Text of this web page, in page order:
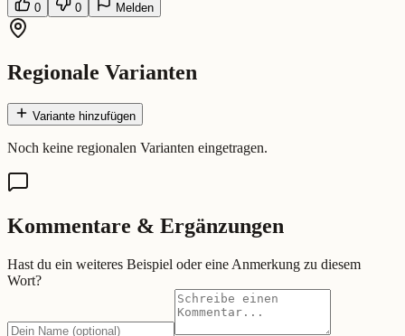
0
0 Melden
Regionale Varianten
Variante hinzufügen
Noch keine regionalen Varianten eingetragen.
Kommentare & Ergänzungen
Hast du ein weiteres Beispiel oder eine Anmerkung zu diesem
Wort?